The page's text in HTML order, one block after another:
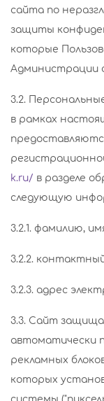
сайта по
защиты
которые
Администрации
3.2.
в рамках
k.ru/ в разделе
следующую
3.2.1. фамилию,
3.2.2.
3.2.3. адрес
3.3. Сайт
автоматически
рекламных
которых